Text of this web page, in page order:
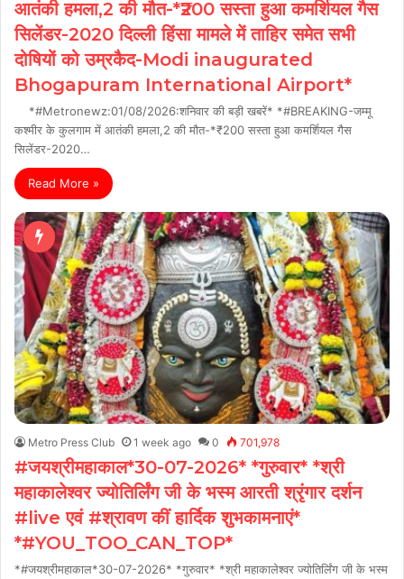
आतंकी हमला,2 की मौत-*₹200 सस्ता हुआ कमर्शियल गैस
सिलेंडर-2020 दिल्ली हिंसा मामले में ताहिर समेत सभी
दोषियों को उम्रकैद-Modi inaugurated
Bhogapuram International Airport*
*#Metronewz:01/08/2026:शनिवार की बड़ी खबरें* *#BREAKING-जम्मू
कश्मीर के कुलगाम में आतंकी हमला,2 की मौत-*₹200 सस्ता हुआ कमर्शियल गैस
सिलेंडर-2020…
Read More »
Metro Press Club 1 week ago 0 701,978
#जयश्रीमहाकाल*30-07-2026* *गुरुवार* *श्री
महाकालेश्वर ज्योतिर्लिंग जी के भस्म आरती श्रृंगार दर्शन
#live एवं #श्रावण कीं हार्दिक शुभकामनाएं*
*#YOU_TOO_CAN_TOP*
*#जयश्रीमहाकाल*30-07-2026* *गुरुवार* *श्री महाकालेश्वर ज्योतिर्लिंग जी के भस्म